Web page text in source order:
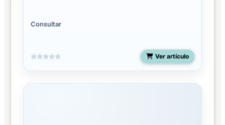
Consultar
Ver artículo